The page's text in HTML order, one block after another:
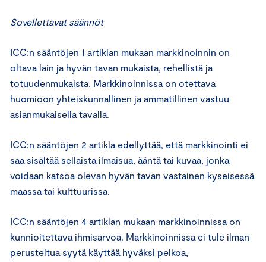
Sovellettavat säännöt
ICC:n sääntöjen 1 artiklan mukaan markkinoinnin on
oltava lain ja hyvän tavan mukaista, rehellistä ja
totuudenmukaista. Markkinoinnissa on otettava
huomioon yhteiskunnallinen ja ammatillinen vastuu
asianmukaisella tavalla.
ICC:n sääntöjen 2 artikla edellyttää, että markkinointi ei
saa sisältää sellaista ilmaisua, ääntä tai kuvaa, jonka
voidaan katsoa olevan hyvän tavan vastainen kyseisessä
maassa tai kulttuurissa.
ICC:n sääntöjen 4 artiklan mukaan markkinoinnissa on
kunnioitettava ihmisarvoa. Markkinoinnissa ei tule ilman
perusteltua syytä käyttää hyväksi pelkoa,